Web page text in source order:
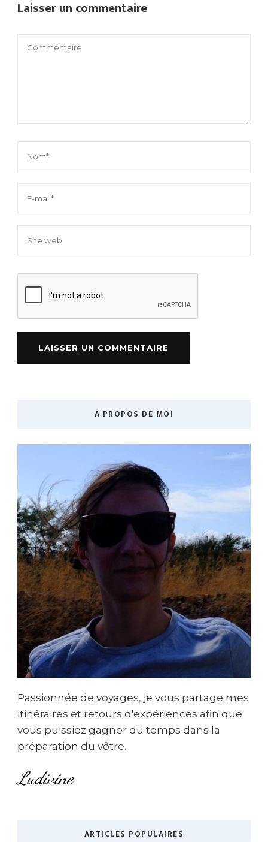
Laisser un commentaire
A PROPOS DE MOI
Passionnée de voyages, je vous partage mes
itinéraires et retours d'expériences afin que
vous puissiez gagner du temps dans la
préparation du vôtre.
Ludivine
ARTICLES POPULAIRES